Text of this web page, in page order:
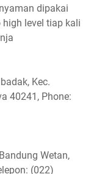
dipakai
level tiap kali
Kec.
40241, Phone:
Wetan,
(022)